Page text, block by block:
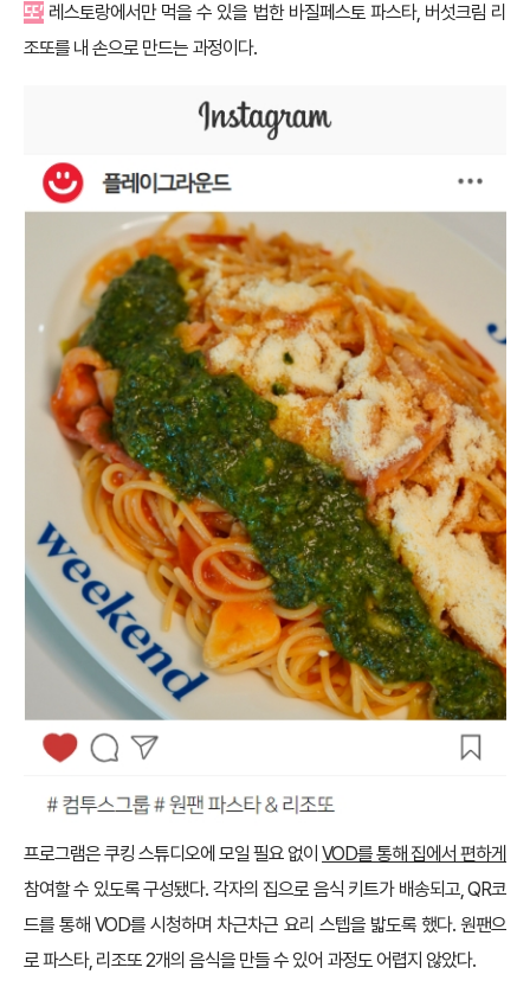
또’. 레스토랑에서만 먹을 수 있을 법한 바질페스토 파스타, 버섯크림 리
조또를 내 손으로 만드는 과정이다.
프로그램은 쿠킹 스튜디오에 모일 필요 없이 VOD를 통해 집에서 편하게
참여할 수 있도록 구성됐다. 각자의 집으로 음식 키트가 배송되고, QR코
드를 통해 VOD를 시청하며 차근차근 요리 스텝을 밟도록 했다. 원팬으
로 파스타, 리조또 2개의 음식을 만들 수 있어 과정도 어렵지 않았다.